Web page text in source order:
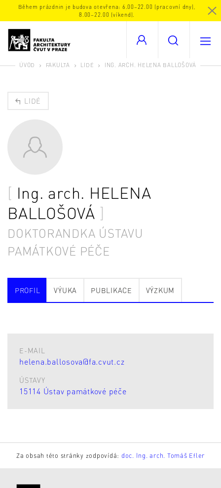
Během prázdnin je budova otevřena: 6.00–22.00 (pracovní dny),
8.00–22.00 (víkend).
ÚVOD FAKULTA LIDÉ ING. ARCH. HELENA BALLOŠOVÁ
LIDÉ
Ing. arch. HELENA
BALLOŠOVÁ
DOKTORANDKA ÚSTAVU
PAMÁTKOVÉ PÉČE
PROFIL VÝUKA PUBLIKACE VÝZKUM
E-MAIL
helena.ballosova@fa.cvut.cz
ÚSTAVY
15114 Ústav památkové péče
Za obsah této stránky zodpovídá: doc. Ing. arch. Tomáš Efler